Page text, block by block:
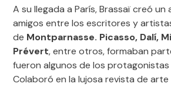
A su llegada a París, Brassaï creó un
amigos entre los escritores y
de Montparnasse. Picasso, Dalí,
Prévert, entre otros, formaban
fueron algunos de los
Colaboró en la lujosa revista de arte